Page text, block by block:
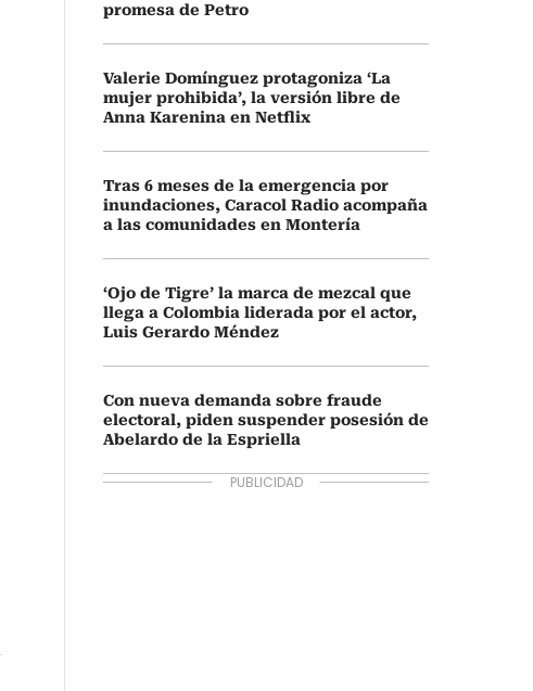
promesa de Petro
Valerie Domínguez protagoniza ‘La
mujer prohibida’, la versión libre de
Anna Karenina en Netflix
Tras 6 meses de la emergencia por
inundaciones, Caracol Radio acompaña
a las comunidades en Montería
‘Ojo de Tigre’ la marca de mezcal que
llega a Colombia liderada por el actor,
Luis Gerardo Méndez
Con nueva demanda sobre fraude
electoral, piden suspender posesión de
Abelardo de la Espriella